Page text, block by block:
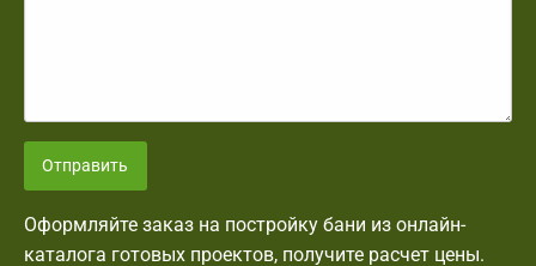
Отправить
Оформляйте заказ на постройку бани из онлайн-
каталога готовых проектов, получите расчет цены.